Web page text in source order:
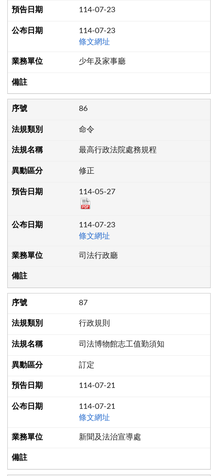
114-07-23
114-07-23
條文網址
少年及家事廳
86
命令
最高行政法院處務規程
修正
114-05-27
114-07-23
條文網址
司法行政廳
87
行政規則
司法博物館志工值勤須知
訂定
114-07-21
114-07-21
條文網址
新聞及法治宣導處